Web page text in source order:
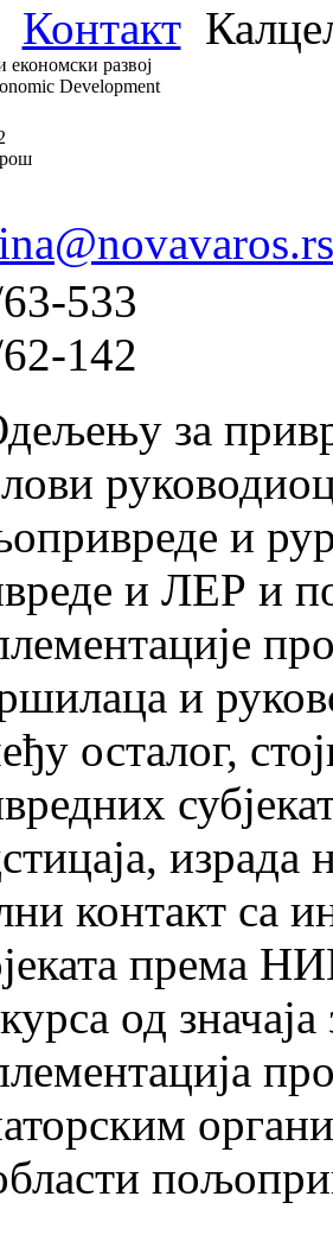
Контакт
економски развој
Development
533
142
за
и
и ЛЕР и
и
осталог,
израда
контакт са
према
од